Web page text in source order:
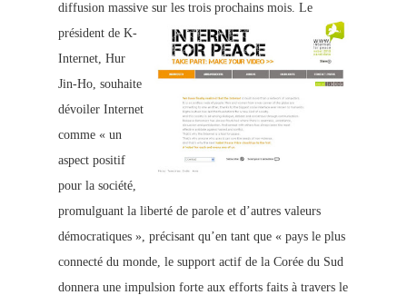
diffusion massive sur les trois prochains mois. Le
président de K-
Internet, Hur
Jin-Ho, souhaite
dévoiler Internet
comme « un
aspect positif
pour la société,
promulguant la liberté de parole et d’autres valeurs
démocratiques », précisant qu’en tant que « pays le plus
connecté du monde, le support actif de la Corée du Sud
donnera une impulsion forte aux efforts faits à travers le